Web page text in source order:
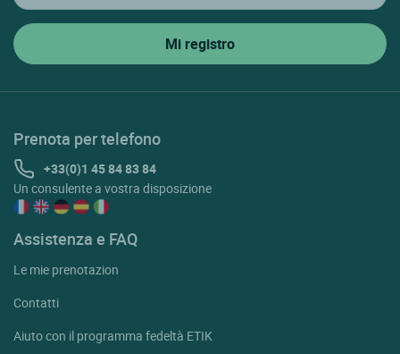
Prenota per telefono
+33(0)1 45 84 83 84
Un consulente a vostra disposizione
Assistenza e FAQ
Le mie prenotazion
Contatti
Aiuto con il programma fedeltà ETIK